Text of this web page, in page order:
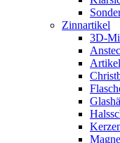
Zinnartikel
3D-